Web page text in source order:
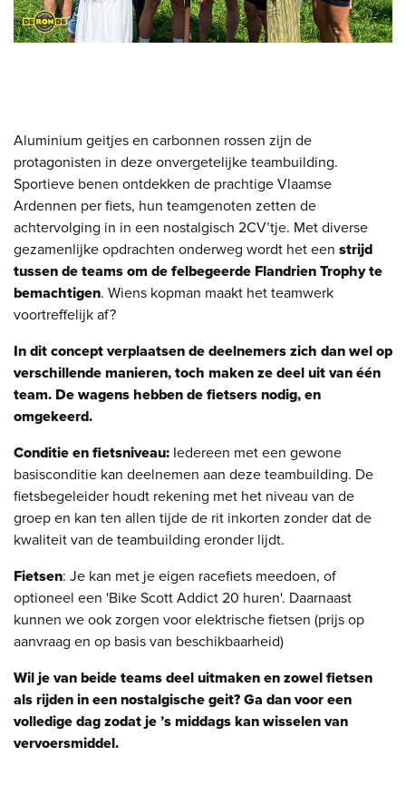
Aluminium geitjes en carbonnen rossen zijn de
protagonisten in deze onvergetelijke teambuilding.
Sportieve benen ontdekken de prachtige Vlaamse
Ardennen per fiets, hun teamgenoten zetten de
achtervolging in in een nostalgisch 2CV’tje. Met diverse
gezamenlijke opdrachten onderweg wordt het een strijd
tussen de teams om de felbegeerde Flandrien Trophy te
bemachtigen. Wiens kopman maakt het teamwerk
voortreffelijk af?
In dit concept verplaatsen de deelnemers zich dan wel op
verschillende manieren, toch maken ze deel uit van één
team. De wagens hebben de fietsers nodig, en
omgekeerd.
Conditie en fietsniveau: Iedereen met een gewone
basisconditie kan deelnemen aan deze teambuilding. De
fietsbegeleider houdt rekening met het niveau van de
groep en kan ten allen tijde de rit inkorten zonder dat de
kwaliteit van de teambuilding eronder lijdt.
Fietsen: Je kan met je eigen racefiets meedoen, of
optioneel een 'Bike Scott Addict 20 huren'. Daarnaast
kunnen we ook zorgen voor elektrische fietsen (prijs op
aanvraag en op basis van beschikbaarheid)
Wil je van beide teams deel uitmaken en zowel fietsen
als rijden in een nostalgische geit? Ga dan voor een
volledige dag zodat je ’s middags kan wisselen van
vervoersmiddel.